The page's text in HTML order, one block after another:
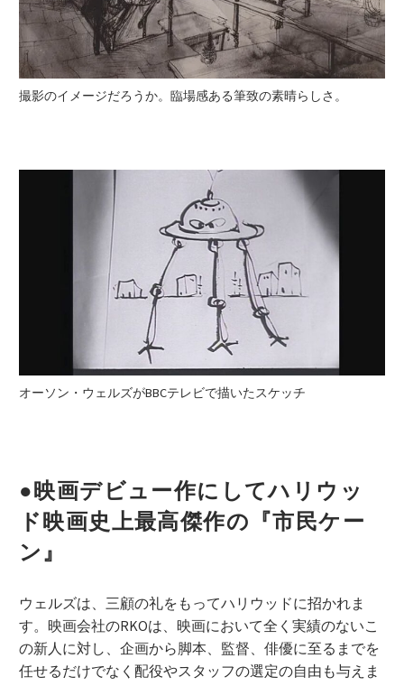
撮影のイメージだろうか。臨場感ある筆致の素晴らしさ。
オーソン・ウェルズがBBCテレビで描いたスケッチ
●映画デビュー作にしてハリウッ
ド映画史上最高傑作の『市民ケー
ン』
ウェルズは、三顧の礼をもってハリウッドに招かれま
す。映画会社のRKOは、映画において全く実績のないこ
の新人に対し、企画から脚本、監督、俳優に至るまでを
任せるだけでなく配役やスタッフの選定の自由も与えま